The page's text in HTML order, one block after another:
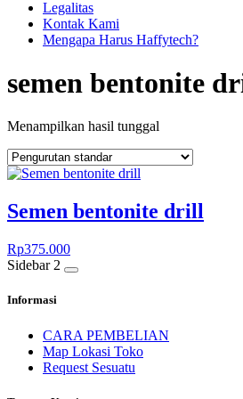
Legalitas
Kontak Kami
Mengapa Harus Haffytech?
semen bentonite
Menampilkan hasil tunggal
Semen bentonite drill
Rp375.000
Sidebar 2
Informasi
CARA PEMBELIAN
Map Lokasi Toko
Request Sesuatu